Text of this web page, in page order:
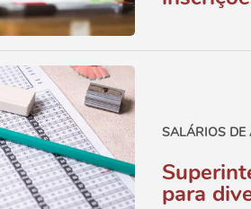
SALÁRIOS DE
para